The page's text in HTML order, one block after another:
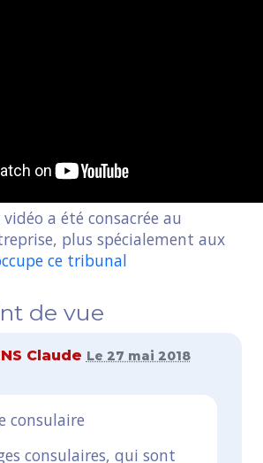
a été consacrée au
plus spécialement aux
ce tribunal
de vue
Claude Le 27 mai 2018
consulaire
consulaires, qui sont